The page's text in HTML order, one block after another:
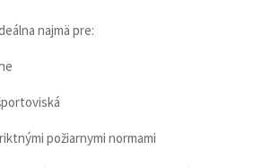
najmä pre:
požiarnymi normami